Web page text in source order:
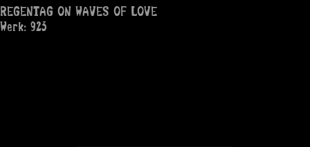
REGENTAG ON WAVES OF LOVE
Werk: 923